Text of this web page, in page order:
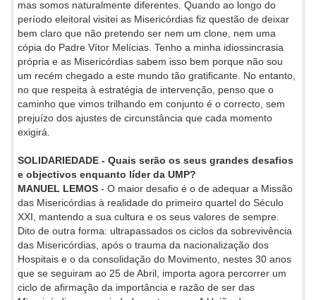
mas somos naturalmente diferentes. Quando ao longo do
período eleitoral visitei as Misericórdias fiz questão de deixar
bem claro que não pretendo ser nem um clone, nem uma
cópia do Padre Vítor Melícias. Tenho a minha idiossincrasia
própria e as Misericórdias sabem isso bem porque não sou
um recém chegado a este mundo tão gratificante. No entanto,
no que respeita à estratégia de intervenção, penso que o
caminho que vimos trilhando em conjunto é o correcto, sem
prejuízo dos ajustes de circunstância que cada momento
exigirá.
SOLIDARIEDADE - Quais serão os seus grandes desafios
e objectivos enquanto líder da UMP?
MANUEL LEMOS - O maior desafio é o de adequar a Missão
das Misericórdias à realidade do primeiro quartel do Século
XXI, mantendo a sua cultura e os seus valores de sempre.
Dito de outra forma: ultrapassados os ciclos da sobrevivência
das Misericórdias, após o trauma da nacionalização dos
Hospitais e o da consolidação do Movimento, nestes 30 anos
que se seguiram ao 25 de Abril, importa agora percorrer um
ciclo de afirmação da importância e razão de ser das